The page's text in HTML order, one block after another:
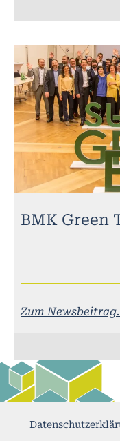
BMK Green
Zum